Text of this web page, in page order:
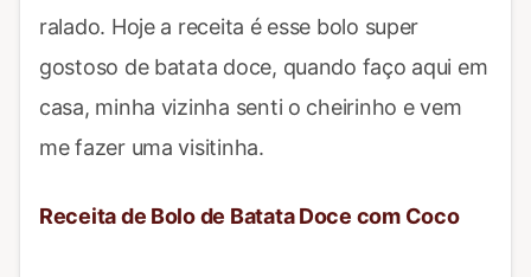
ralado. Hoje a receita é esse bolo super
gostoso de batata doce, quando faço aqui em
casa, minha vizinha senti o cheirinho e vem
me fazer uma visitinha.
Receita de Bolo de Batata Doce com Coco